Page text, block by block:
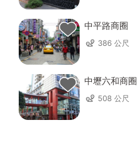
中平路商圈
386 公尺
中壢六和商圈
508 公尺